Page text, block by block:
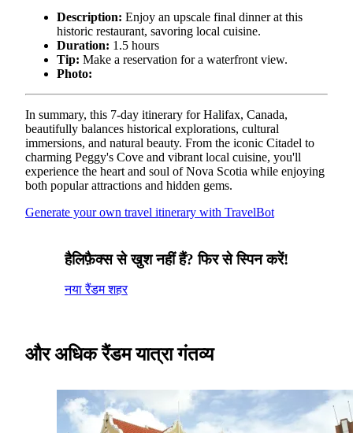
Description: Enjoy an upscale final dinner at this
historic restaurant, savoring local cuisine.
Duration: 1.5 hours
Tip: Make a reservation for a waterfront view.
Photo:
In summary, this 7-day itinerary for Halifax, Canada,
beautifully balances historical explorations, cultural
immersions, and natural beauty. From the iconic Citadel to
charming Peggy's Cove and vibrant local cuisine, you'll
experience the heart and soul of Nova Scotia while enjoying
both popular attractions and hidden gems.
Generate your own travel itinerary with TravelBot
हैलिफ़ैक्स से खुश नहीं हैं? फिर से स्पिन करें!
नया रैंडम शहर
और अधिक रैंडम यात्रा गंतव्य